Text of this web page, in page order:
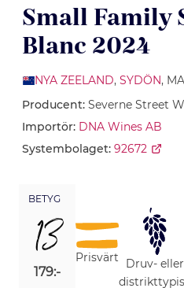
Small Family
Blanc 2024
NYA ZEELAND, SYDÖN,
Producent: Severne Street
Importör: DNA Wines AB
Systembolaget: 92672
BETYG
13
179:-
Prisvärt
Druv- eller